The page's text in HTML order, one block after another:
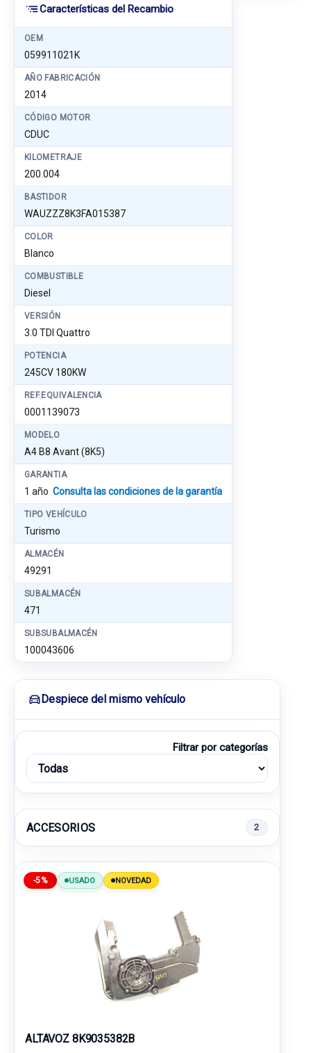
Características del Recambio
OEM
059911021K
AÑO FABRICACIÓN
2014
CÓDIGO MOTOR
CDUC
KILOMETRAJE
200.004
BASTIDOR
WAUZZZ8K3FA015387
COLOR
Blanco
COMBUSTIBLE
Diesel
VERSIÓN
3.0 TDI Quattro
POTENCIA
245CV 180KW
REF.EQUIVALENCIA
0001139073
MODELO
A4 B8 Avant (8K5)
GARANTIA
1 año Consulta las condiciones de la garantía
TIPO VEHÍCULO
Turismo
ALMACÉN
49291
SUBALMACÉN
471
SUBSUBALMACÉN
100043606
Despiece del mismo vehículo
Filtrar por categorías
ACCESORIOS 2
-5% USADO NOVEDAD
ALTAVOZ 8K9035382B